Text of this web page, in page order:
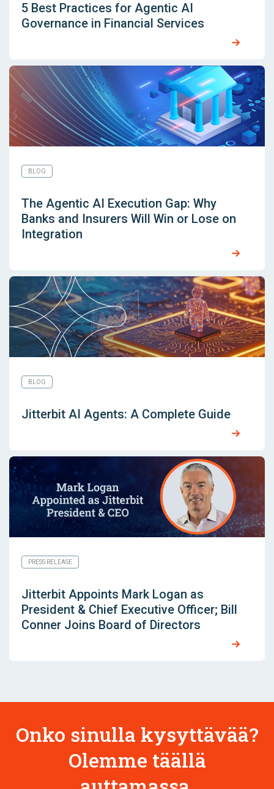
5 Best Practices for Agentic AI
Governance in Financial Services
BLOG
The Agentic AI Execution Gap: Why
Banks and Insurers Will Win or Lose on
Integration
BLOG
Jitterbit AI Agents: A Complete Guide
PRESS RELEASE
Jitterbit Appoints Mark Logan as
President & Chief Executive Officer; Bill
Conner Joins Board of Directors
Onko sinulla kysyttävää?
Olemme täällä